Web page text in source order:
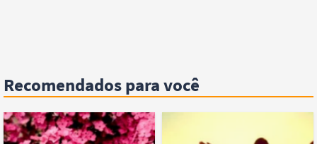
Recomendados para você